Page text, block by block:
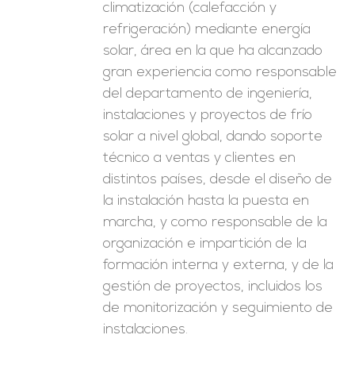
climatización (calefacción y
refrigeración) mediante energía
solar, área en la que ha alcanzado
gran experiencia como responsable
del departamento de ingeniería,
instalaciones y proyectos de frío
solar a nivel global, dando soporte
técnico a ventas y clientes en
distintos países, desde el diseño de
la instalación hasta la puesta en
marcha, y como responsable de la
organización e impartición de la
formación interna y externa, y de la
gestión de proyectos, incluidos los
de monitorización y seguimiento de
instalaciones.